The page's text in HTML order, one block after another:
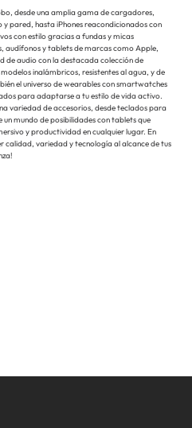
desde una amplia gama de cargadores,
pared, hasta iPhones reacondicionados con
con estilo gracias a fundas y micas
y tablets de marcas como Apple,
de audio con la destacada colección de
inalámbricos, resistentes al agua, y de
el universo de wearables con smartwatches
para adaptarse a tu estilo de vida activo.
variedad de accesorios, desde teclados para
mundo de posibilidades con tablets que
y productividad en cualquier lugar. En
variedad y tecnología al alcance de tus